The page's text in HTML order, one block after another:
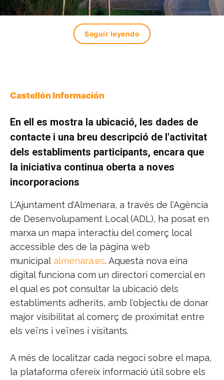
Seguir leyendo
Castellón Información
En ell es mostra la ubicació, les dades de
contacte i una breu descripció de l'activitat
dels establiments participants, encara que
la iniciativa continua oberta a noves
incorporacions
L'Ajuntament d'Almenara, a través de l'Agència
de Desenvolupament Local (ADL), ha posat en
marxa un mapa interactiu del comerç local
accessible des de la pàgina web
municipalalmenara.es. Aquesta nova eina
digital funciona com un directori comercial en
el qual es pot consultar la ubicació dels
establiments adherits, amb l'objectiu de donar
major visibilitat al comerç de proximitat entre
els veïns i veïnes i visitants.
A més de localitzar cada negoci sobre el mapa,
la plataforma ofereix informació útil sobre els